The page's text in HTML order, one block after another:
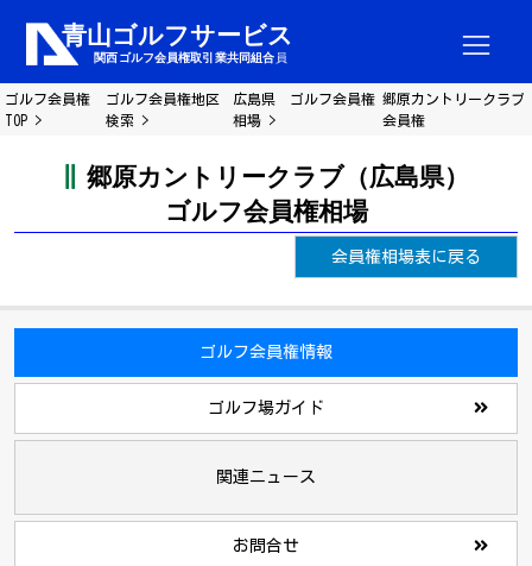
ゴルフ会員権
TOP
ゴルフ会員権地区
検索
広島県 ゴルフ会員権
相場
郷原カントリークラブ
会員権
郷原カントリークラブ（広島県）
ゴルフ会員権相場
会員権相場表に戻る
ゴルフ会員権情報
ゴルフ場ガイド
関連ニュース
お問合せ